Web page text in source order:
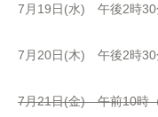
7月19日(水) 午後2時30
7月20日(木) 午後2時30
7月21日(金) 午前10時